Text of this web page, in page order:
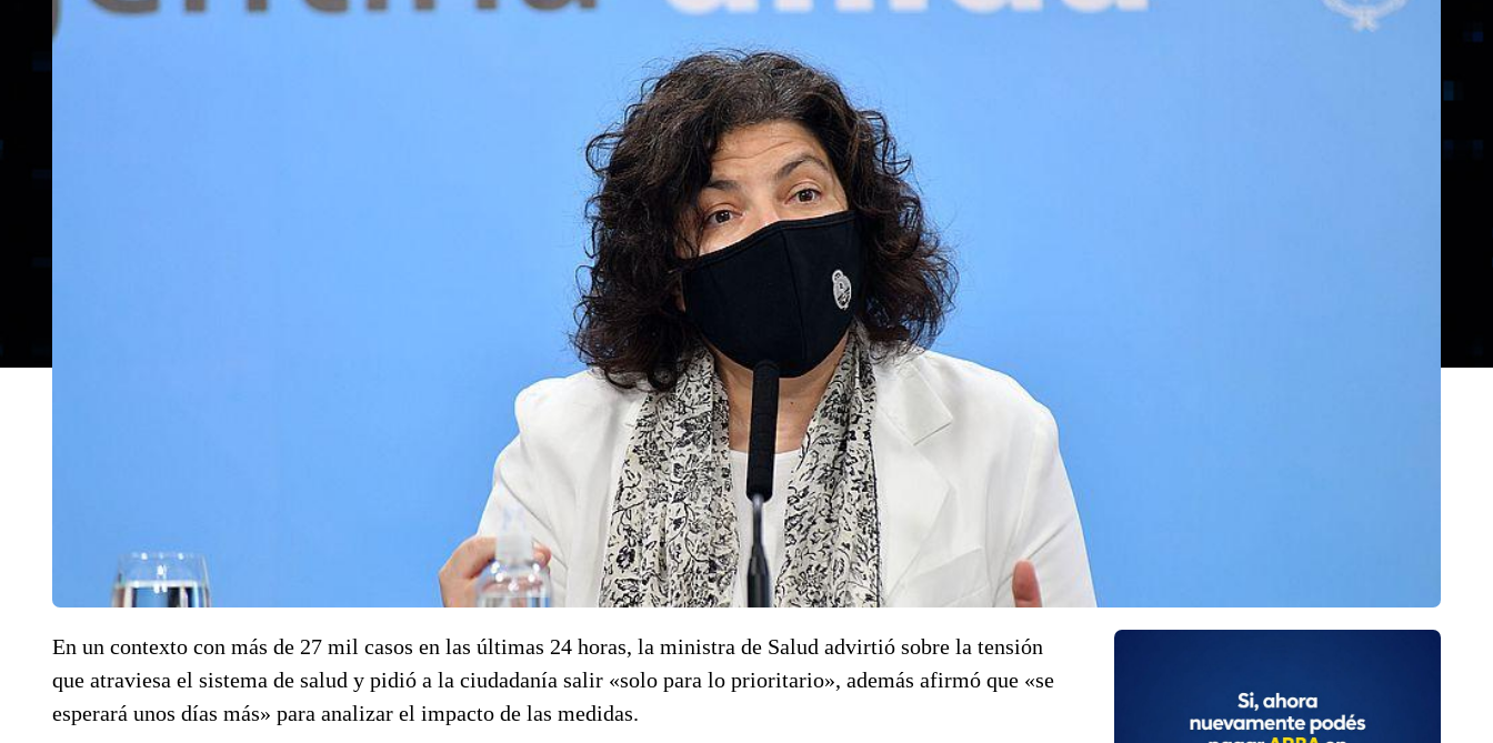
En un contexto con más de 27 mil casos en las últimas 24 horas, la ministra de Salud advirtió sobre la tensión
que atraviesa el sistema de salud y pidió a la ciudadanía salir «solo para lo prioritario», además afirmó que «se
esperará unos días más» para analizar el impacto de las medidas.